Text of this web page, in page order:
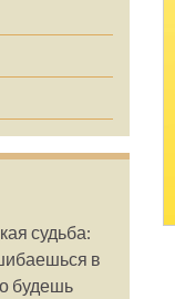
судьба:
в
будешь